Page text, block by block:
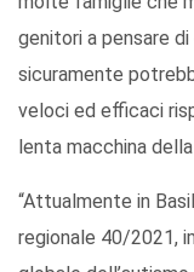
genitori a pensare
sicuramente
veloci ed efficaci
lenta macchina
“Attualmente in
regionale 40/2021,